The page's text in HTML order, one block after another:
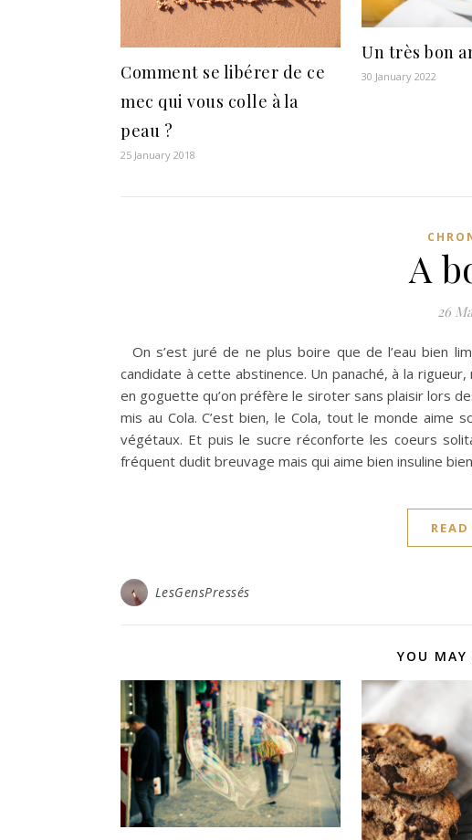
Comment se libérer de ce
mec qui vous colle à la
peau ?
25 January 2018
Un très bon
30 January 2022
A
26
On s’est juré de ne plus boire que de l’eau bien
candidate à cette abstinence. Un panaché, à la
en goguette qu’on préfère le siroter sans plaisir lors
mis au Cola. C’est bien, le Cola, tout le monde
végétaux. Et puis le sucre réconforte les coeurs
fréquent dudit breuvage mais qui aime bien insuline
LesGensPressés
YOU MAY